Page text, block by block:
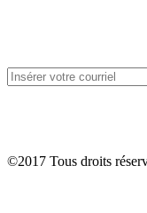
©2017 Tous droits